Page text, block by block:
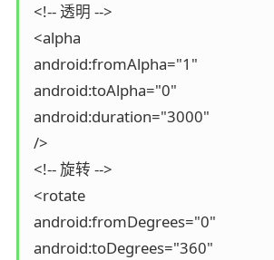
<!-- 透明 -->
<alpha
android:fromAlpha="1"
android:toAlpha="0"
android:duration="3000"
/>
<!-- 旋转 -->
<rotate
android:fromDegrees="0"
android:toDegrees="360"